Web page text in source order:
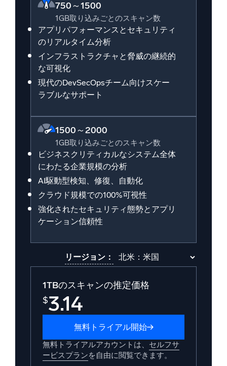
750～1500
1GB取り込みごとのスキャン数
アプリパフォーマンスとセキュリティ
のリアルタイム分析
インフラストラクチャと脅威の継続的
な可視化
現代のDevSecOpsチーム向けスケー
ラブルなサポート
1500～2000
1GB取り込みごとのスキャン数
ビジネスクリティカルなシステム全体
にわたる企業規模の分析
AI駆動型検知、修復、自動化
クラウド規模での100%可視性
強化されたセキュリティ態勢とアプリ
ケーション信頼性
リージョン：
1TBのスキャンの推定価格
$3.14
無料トライアル開始
無料トライアルアカウントは、 セルフサ
ービスプランを自由に閲覧できます。